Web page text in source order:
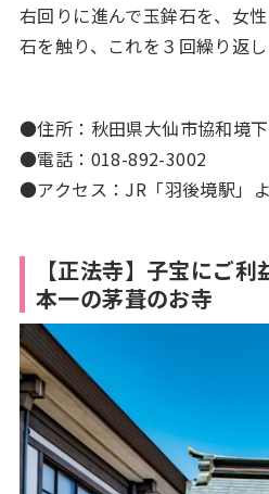
右回りに進んで玉鉾石を、女
石を触り、これを３回繰り返し
●住所：秋田県大仙市協和境
●電話：018-892-3002
●アクセス：JR「羽後境駅」
【正法寺】子宝にご
本一の茅葺のお寺